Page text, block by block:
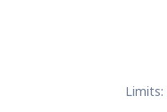
Limits: